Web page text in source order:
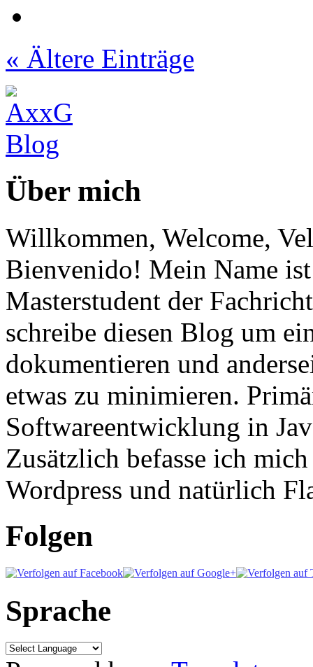
« Ältere Einträge
Über mich
Willkommen, Welcome,
Bienvenido! Mein Name
Masterstudent der
schreibe diesen Blog um
dokumentieren und
etwas zu minimieren.
Softwareentwicklung in
Zusätzlich befasse ich
Wordpress und natürlich
Folgen
Sprache